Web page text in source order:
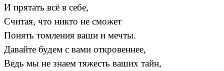
И прятать всё в себе,
Считая, что никто не сможет
Понять томления ваши и мечты.
Давайте будем с вами откровеннее,
Ведь мы не знаем тяжесть ваших тайн,